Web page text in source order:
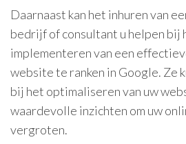
Daarnaast kan het inhuren van
bedrijf of consultant u helpen bij
implementeren van een
website te ranken in Google. Ze
bij het optimaliseren van uw
waardevolle inzichten om uw
vergroten.